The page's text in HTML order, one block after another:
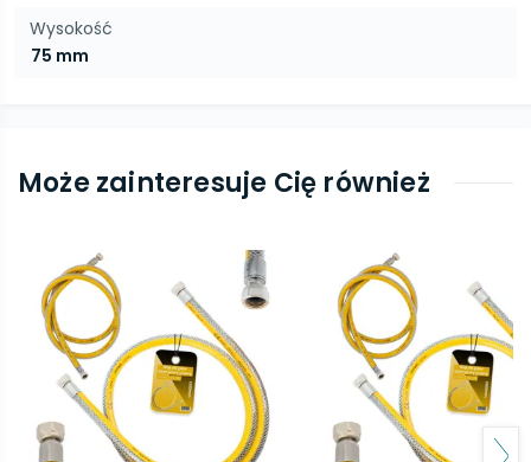
Wysokość
75 mm
Może zainteresuje Cię również